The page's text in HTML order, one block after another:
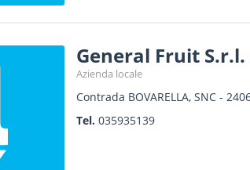
General Fruit
Azienda locale
Contrada BOVARELLA, SNC-
Tel. 035935139